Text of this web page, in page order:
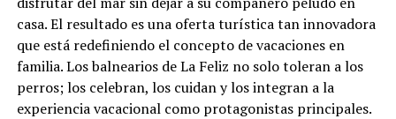
casa. El resultado es una oferta turística tan innovadora
que está redefiniendo el concepto de vacaciones en
familia. Los balnearios de La Feliz no solo toleran a los
perros; los celebran, los cuidan y los integran a la
experiencia vacacional como protagonistas principales.